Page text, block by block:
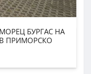
БУРГАС НА
ПРИМОРСКО